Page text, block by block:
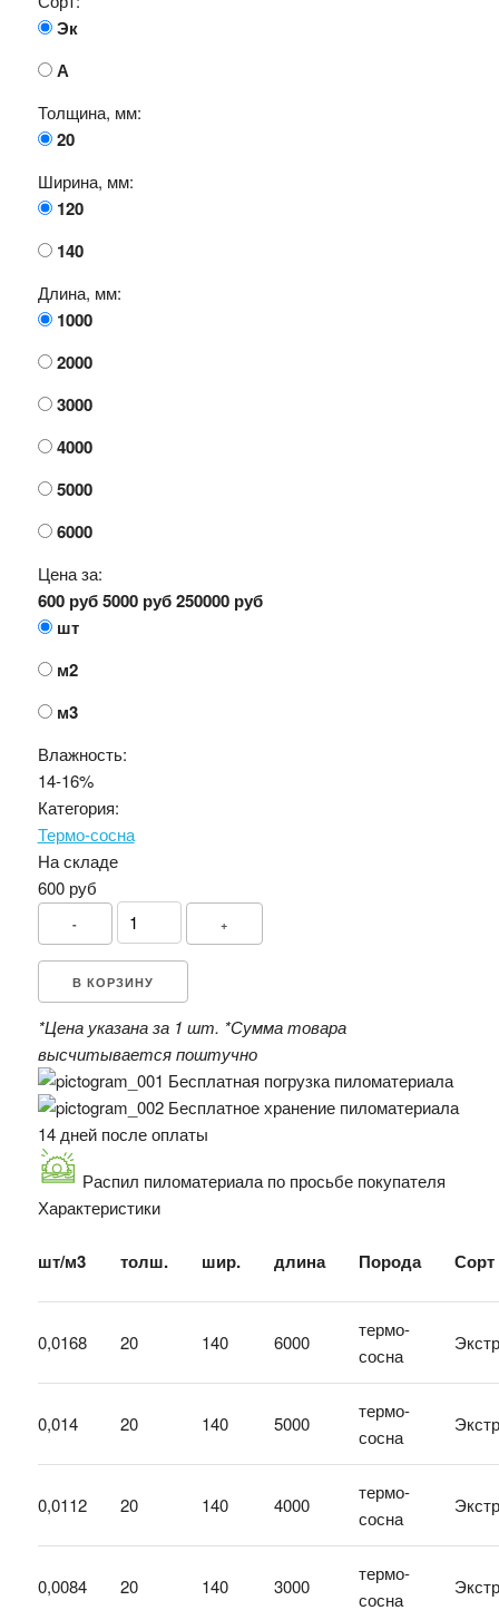
Эк
А
Толщина, мм:
20
Ширина, мм:
120
140
Длина, мм:
1000
2000
3000
4000
5000
6000
Цена за:
600 руб 5000 руб 250000 руб
шт
м2
м3
Влажность:
14-16%
Категория:
Термо-сосна
На складе
600 руб
- +
В КОРЗИНУ
*Цена указана за 1 шт. *Сумма товара
высчитывается поштучно
Бесплатная погрузка пиломатериала
Бесплатное хранение пиломатериала
14 дней после оплаты
Распил пиломатериала по просьбе покупателя
Характеристики
шт/м3 толш. шир. длина Порода Сорт
0,0168 20 140 6000
термо-
сосна
0,014 20 140 5000
термо-
сосна
0,0112 20 140 4000
термо-
сосна
0,0084 20 140 3000
термо-
сосна